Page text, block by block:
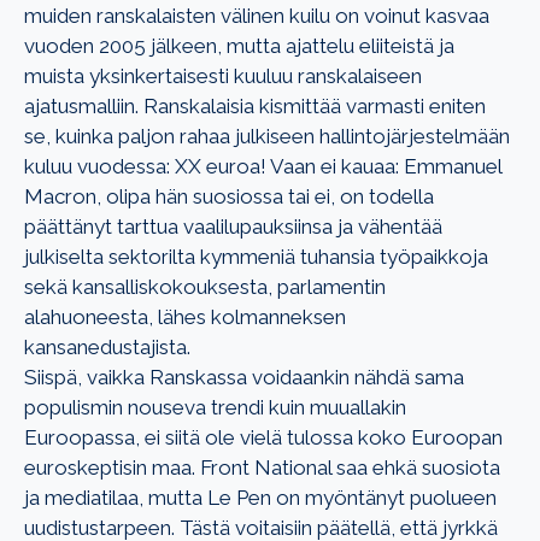
muiden ranskalaisten välinen kuilu on voinut kasvaa
vuoden 2005 jälkeen, mutta ajattelu eliiteistä ja
muista yksinkertaisesti kuuluu ranskalaiseen
ajatusmalliin. Ranskalaisia kismittää varmasti eniten
se, kuinka paljon rahaa julkiseen hallintojärjestelmään
kuluu vuodessa: XX euroa! Vaan ei kauaa: Emmanuel
Macron, olipa hän suosiossa tai ei, on todella
päättänyt tarttua vaalilupauksiinsa ja vähentää
julkiselta sektorilta kymmeniä tuhansia työpaikkoja
sekä kansalliskokouksesta, parlamentin
alahuoneesta, lähes kolmanneksen
kansanedustajista.
Siispä, vaikka Ranskassa voidaankin nähdä sama
populismin nouseva trendi kuin muuallakin
Euroopassa, ei siitä ole vielä tulossa koko Euroopan
euroskeptisin maa. Front National saa ehkä suosiota
ja mediatilaa, mutta Le Pen on myöntänyt puolueen
uudistustarpeen. Tästä voitaisiin päätellä, että jyrkkä